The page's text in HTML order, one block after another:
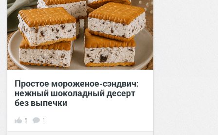
Простое мороженое-сэндвич:
нежный шоколадный десерт
без выпечки
5 1